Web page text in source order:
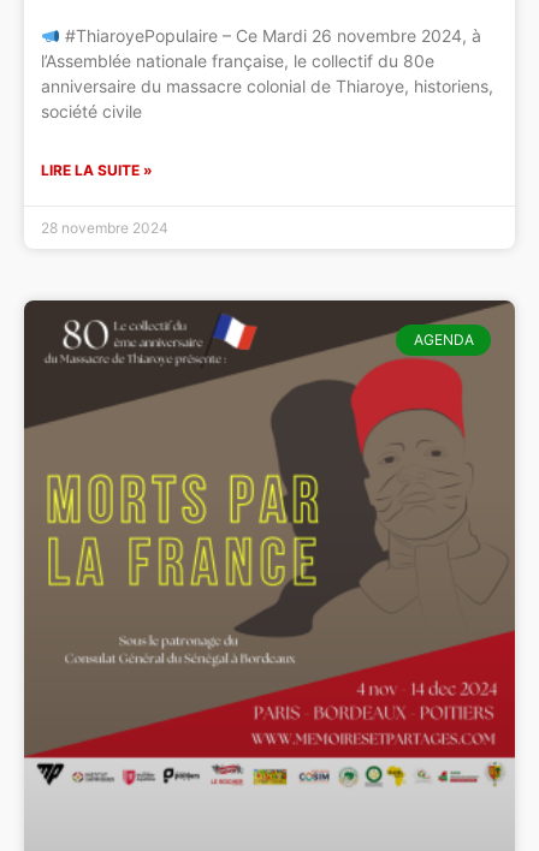
#ThiaroyePopulaire – Ce Mardi 26 novembre 2024, à
l’Assemblée nationale française, le collectif du 80e
anniversaire du massacre colonial de Thiaroye, historiens,
société civile
LIRE LA SUITE »
28 novembre 2024
AGENDA